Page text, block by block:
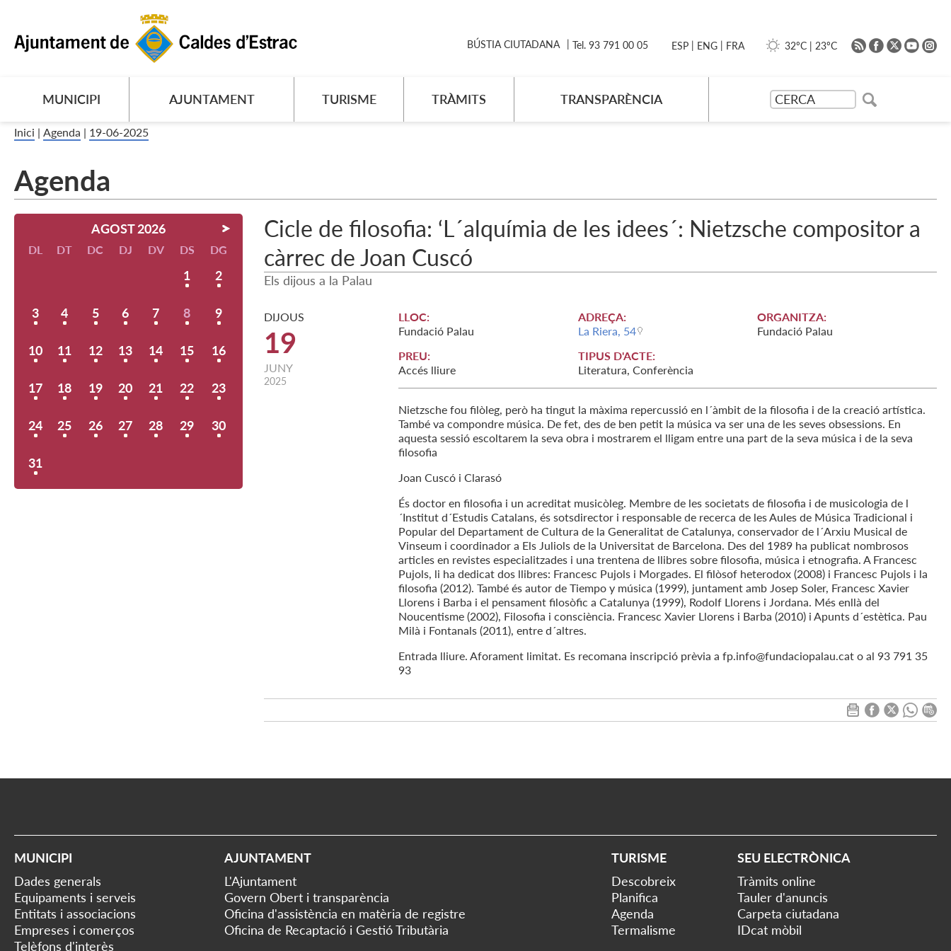
MUNICIPI AJUNTAMENT TURISME TRÀMITS TRANSPARÈNCIA
BÚSTIA CIUTADANA Tel. 93 791 00 05 ESP | ENG | FRA 32ºC | 23ºC
Inici | Agenda | 19-06-2025
Agenda
AGOST 2026
DL DT DC DJ DV DS DG
1 2
3 4 5 6 7 8 9
10 11 12 13 14 15 16
17 18 19 20 21 22 23
24 25 26 27 28 29 30
31
Cicle de filosofia: ‘L´alquímia de les idees´: Nietzsche compositor a
càrrec de Joan Cuscó
Els dijous a la Palau
DIJOUS
19
JUNY
2025
LLOC:
Fundació Palau
ADREÇA:
La Riera, 54
ORGANITZA:
Fundació Palau
PREU:
Accés lliure
TIPUS D'ACTE:
Literatura, Conferència
Nietzsche fou filòleg, però ha tingut la màxima repercussió en l´àmbit de la filosofia i de la creació artística.
També va compondre música. De fet, des de ben petit la música va ser una de les seves obsessions. En
aquesta sessió escoltarem la seva obra i mostrarem el lligam entre una part de la seva música i de la seva
filosofia
Joan Cuscó i Clarasó
És doctor en filosofia i un acreditat musicòleg. Membre de les societats de filosofia i de musicologia de l
´Institut d´Estudis Catalans, és sotsdirector i responsable de recerca de les Aules de Música Tradicional i
Popular del Departament de Cultura de la Generalitat de Catalunya, conservador de l´Arxiu Musical de
Vinseum i coordinador a Els Juliols de la Universitat de Barcelona. Des del 1989 ha publicat nombrosos
articles en revistes especialitzades i una trentena de llibres sobre filosofia, música i etnografia. A Francesc
Pujols, li ha dedicat dos llibres: Francesc Pujols i Morgades. El filòsof heterodox (2008) i Francesc Pujols i la
filosofia (2012). També és autor de Tiempo y música (1999), juntament amb Josep Soler, Francesc Xavier
Llorens i Barba i el pensament filosòfic a Catalunya (1999), Rodolf Llorens i Jordana. Més enllà del
Noucentisme (2002), Filosofia i consciència. Francesc Xavier Llorens i Barba (2010) i Apunts d´estètica. Pau
Milà i Fontanals (2011), entre d´altres.
Entrada lliure. Aforament limitat. Es recomana inscripció prèvia a fp.info@fundaciopalau.cat o al 93 791 35
93
MUNICIPI
Dades generals
Equipaments i serveis
Entitats i associacions
Empreses i comerços
Telèfons d'interès
AJUNTAMENT
L'Ajuntament
Govern Obert i transparència
Oficina d'assistència en matèria de registre
Oficina de Recaptació i Gestió Tributària
TURISME
Descobreix
Planifica
Agenda
Termalisme
SEU ELECTRÒNICA
Tràmits online
Tauler d'anuncis
Carpeta ciutadana
IDcat mòbil